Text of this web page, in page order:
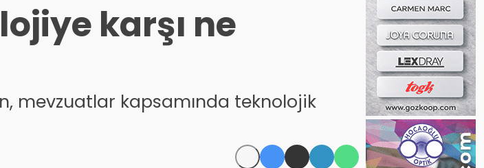
karşı ne
mevzuatlar kapsamında teknolojik